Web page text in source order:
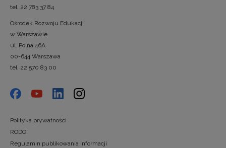
tel. 22 783 37 84
Ośrodek Rozwoju Edukacji
w Warszawie
ul. Polna 46A
00-644 Warszawa
tel. 22 570 83 00
Polityka prywatności
RODO
Regulamin publikowania informacji